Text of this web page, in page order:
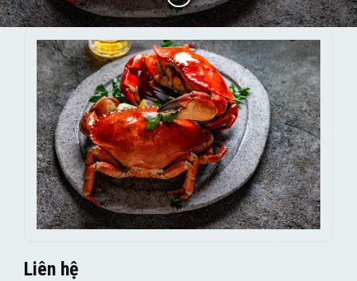
Liên hệ